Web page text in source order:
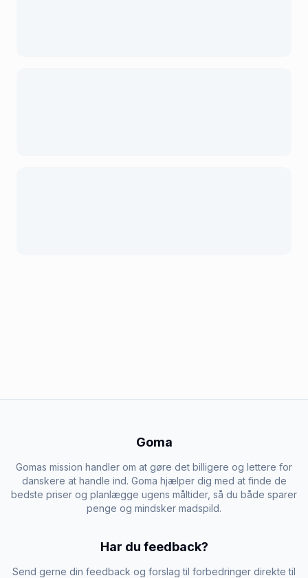
Goma
Gomas mission handler om at gøre det billigere og lettere for
danskere at handle ind. Goma hjælper dig med at finde de
bedste priser og planlægge ugens måltider, så du både sparer
penge og mindsker madspild.
Har du feedback?
Send gerne din feedback og forslag til forbedringer direkte til